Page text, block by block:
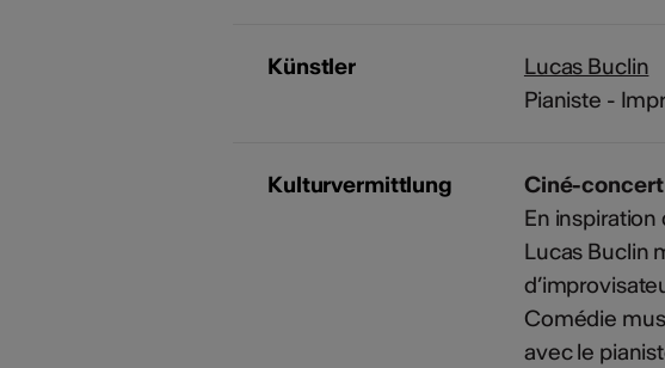
Künstler
Lucas Buclin
Pianiste -
Kulturvermittlung
Ciné-concert
En
Lucas Buclin
Comédie
avec le